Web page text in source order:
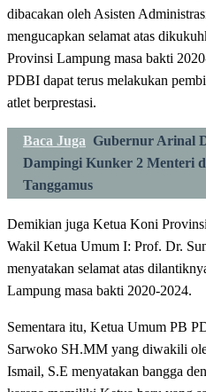
dibacakan oleh Asisten
mengucapkan selamat atas
Provinsi Lampung masa bakti
PDBI dapat terus melakukan
atlet berprestasi.
Baca Juga Gubernur Arinal
Dampingi Kunker 2 Menteri
Tanggamus
Demikian juga Ketua Koni
Wakil Ketua Umum I: Prof. Dr.
menyatakan selamat atas
Lampung masa bakti 2020-2024.
Sementara itu, Ketua Umum PB
Sarwoko SH.MM yang diwakili
Ismail, S.E menyatakan bangga